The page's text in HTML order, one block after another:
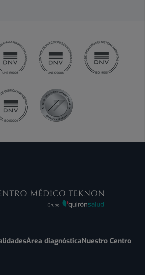
Área diagnósticaNuestro Centro